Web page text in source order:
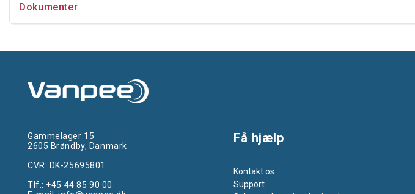
Dokumenter
Gammelager 15
2605 Brøndby, Danmark
CVR: DK-25695801
Tlf.: +45 44 85 90 00
Få hjælp
Kontakt os
Support